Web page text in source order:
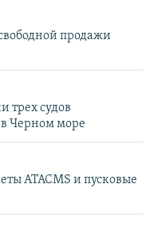
продажи
трех судов
в Черном море
ATACMS и пусковые